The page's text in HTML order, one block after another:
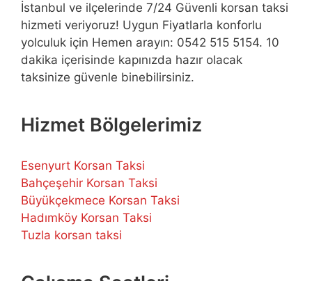
İstanbul ve ilçelerinde 7/24 Güvenli korsan taksi
hizmeti veriyoruz! Uygun Fiyatlarla konforlu
yolculuk için Hemen arayın: 0542 515 5154. 10
dakika içerisinde kapınızda hazır olacak
taksinize güvenle binebilirsiniz.
Hizmet Bölgelerimiz
Esenyurt Korsan Taksi
Bahçeşehir Korsan Taksi
Büyükçekmece Korsan Taksi
Hadımköy Korsan Taksi
Tuzla korsan taksi